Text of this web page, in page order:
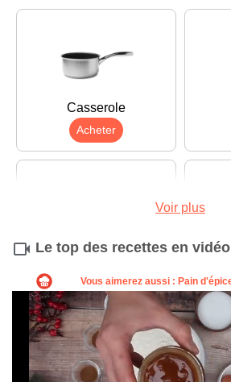
Casserole
Acheter
Planche à découper
Acheter
Voir plus
Le top des recettes en vidéo